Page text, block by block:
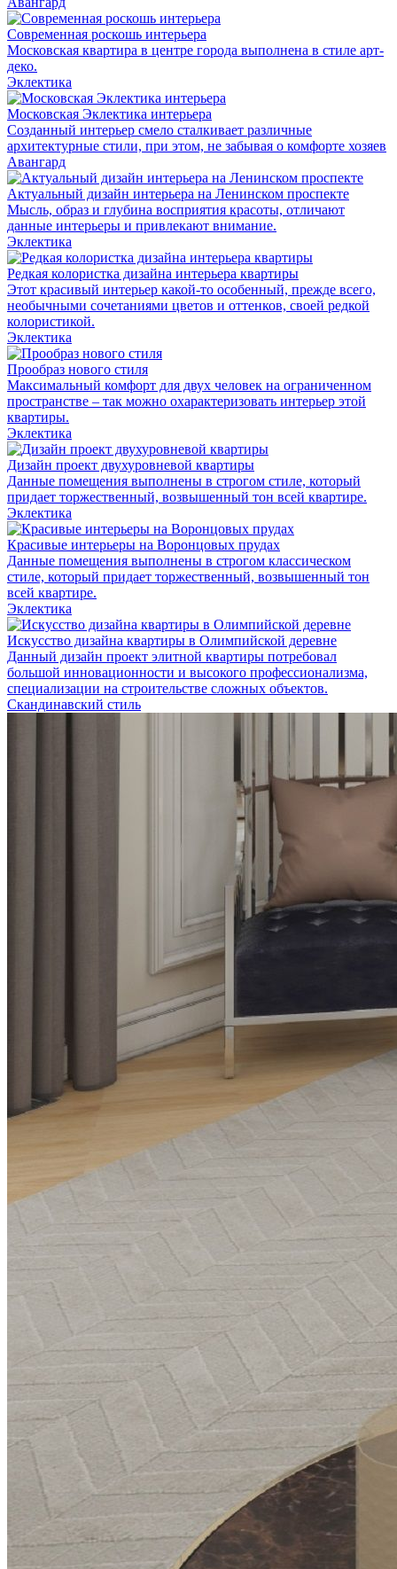
Современная роскошь интерьера
Московская квартира в центре города выполнена в стиле арт-
деко.
Эклектика
Московская Эклектика интерьера
Созданный интерьер смело сталкивает различные
архитектурные стили, при этом, не забывая о комфорте хозяев
Авангард
Актуальный дизайн интерьера на Ленинском проспекте
Мысль, образ и глубина восприятия красоты, отличают
данные интерьеры и привлекают внимание.
Эклектика
Редкая колористка дизайна интерьера квартиры
Этот красивый интерьер какой-то особенный, прежде всего,
необычными сочетаниями цветов и оттенков, своей редкой
колористикой.
Эклектика
Прообраз нового стиля
Максимальный комфорт для двух человек на ограниченном
пространстве – так можно охарактеризовать интерьер этой
квартиры.
Эклектика
Дизайн проект двухуровневой квартиры
Данные помещения выполнены в строгом стиле, который
придает торжественный, возвышенный тон всей квартире.
Эклектика
Красивые интерьеры на Воронцовых прудах
Данные помещения выполнены в строгом классическом
стиле, который придает торжественный, возвышенный тон
всей квартире.
Эклектика
Искусство дизайна квартиры в Олимпийской деревне
Данный дизайн проект элитной квартиры потребовал
большой инновационности и высокого профессионализма,
специализации на строительстве сложных объектов.
Скандинавский стиль